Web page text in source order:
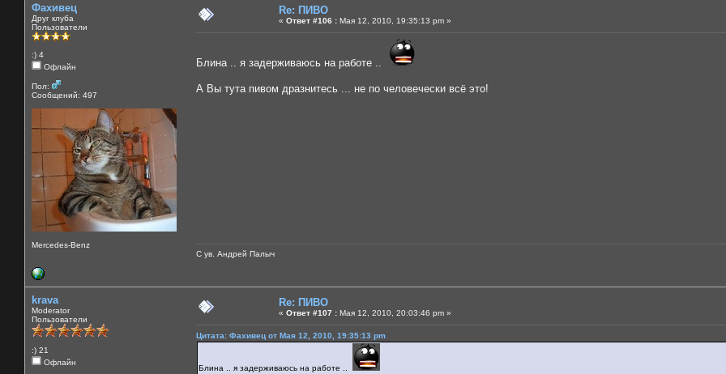
Фахивец
Друг клуба
Пользователи
:) 4
Офлайн
Пол:
Сообщений: 497
Mercedes-Benz
Re: ПИВО
« Ответ #106 : Мая 12, 2010, 19:35:13 pm »
Блина .. я задерживаюсь на работе ..
А Вы тута пивом дразнитесь ... не по человечески всё это!
С ув. Андрей Палыч
krava
Moderator
Пользователи
:) 21
Офлайн
Re: ПИВО
« Ответ #107 : Мая 12, 2010, 20:03:46 pm »
Цитата: Фахивец от Мая 12, 2010, 19:35:13 pm
Блина .. я задерживаюсь на работе ..